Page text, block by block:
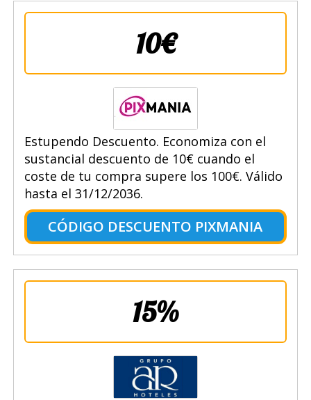
10€
Estupendo Descuento. Economiza con el
sustancial descuento de 10€ cuando el
coste de tu compra supere los 100€. Válido
hasta el 31/12/2036.
CÓDIGO DESCUENTO PIXMANIA
15%